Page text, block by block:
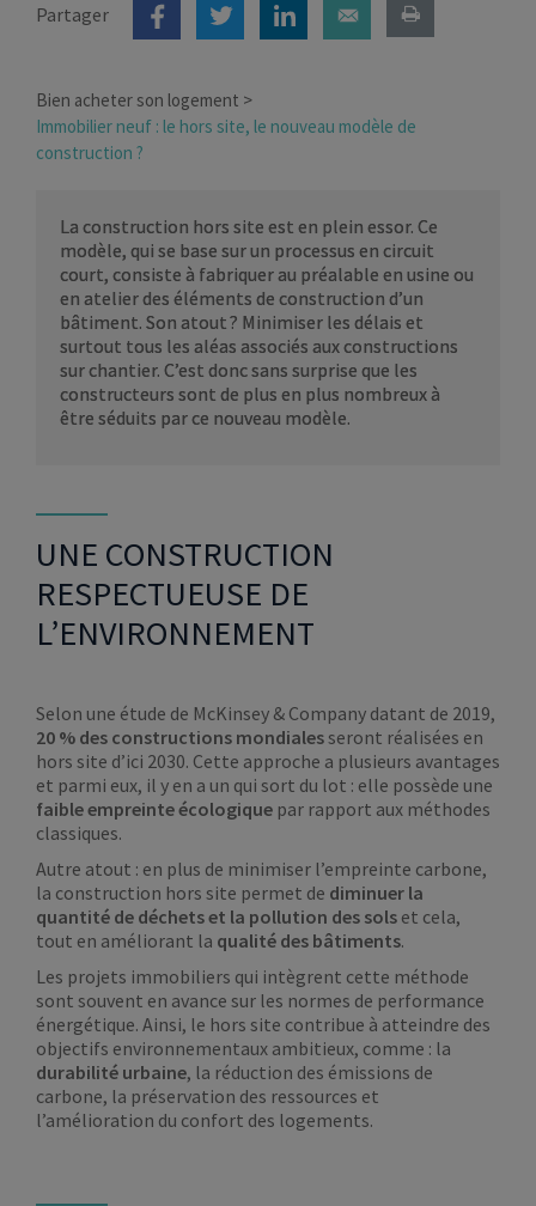
Partager
Bien acheter son logement
Immobilier neuf : le hors site, le nouveau modèle de
construction ?
La construction hors site est en plein essor. Ce
modèle, qui se base sur un processus en circuit
court, consiste à fabriquer au préalable en usine ou
en atelier des éléments de construction d’un
bâtiment. Son atout ? Minimiser les délais et
surtout tous les aléas associés aux constructions
sur chantier. C’est donc sans surprise que les
constructeurs sont de plus en plus nombreux à
être séduits par ce nouveau modèle.
UNE CONSTRUCTION
RESPECTUEUSE DE
L’ENVIRONNEMENT
Selon une étude de McKinsey & Company datant de 2019,
20 % des constructions mondialesseront réalisées en
hors site d’ici 2030. Cette approche a plusieurs avantages
et parmi eux, il y en a un qui sort du lot : elle possède une
faible empreinte écologique par rapport aux méthodes
classiques.
Autre atout : en plus de minimiser l’empreinte carbone,
la construction hors site permet de diminuer la
quantité de déchets et la pollution des sols et cela,
tout en améliorant la qualité des bâtiments.
Les projets immobiliers qui intègrent cette méthode
sont souvent en avance sur les normes de performance
énergétique. Ainsi, le hors site contribue à atteindre des
objectifs environnementaux ambitieux, comme : la
durabilité urbaine, la réduction des émissions de
carbone, la préservation des ressources et
l’amélioration du confort des logements.